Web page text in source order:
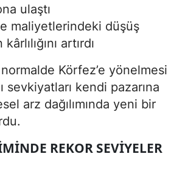
ulaştı
maliyetlerindeki düşüş
artırdı
normalde Körfez’e yönelmesi
sevkiyatları kendi pazarına
arz dağılımında yeni bir
REKOR SEVIYELER